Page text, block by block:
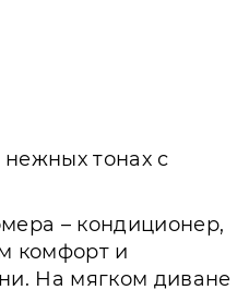
тонах с
– кондиционер,
комфорт и
На мягком диване